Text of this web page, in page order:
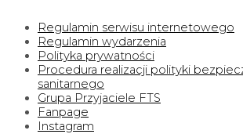
Regulamin serwisu internetowego
Regulamin wydarzenia
Polityka prywatności
Procedura realizacji polityki
sanitarnego
Grupa Przyjaciele FTS
Fanpage
Instagram